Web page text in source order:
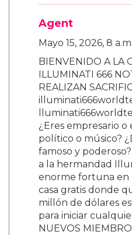
Agent
Mayo 15, 2026, 8 a.m.
BIENVENIDO A LA
ILLUMINATI 666
REALIZAN
¿Eres empresario o
político o músico?
famoso y
a la hermandad
enorme fortuna en
casa gratis donde
millón de dólares
para iniciar
NUEVOS